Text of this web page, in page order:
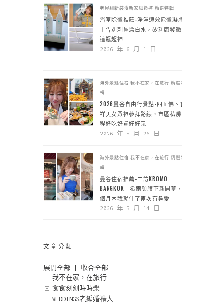
老屋翻新裝潢新家細節控 精選特輯
浴室除黴推薦-淨淨速效除黴凝膠
｜告別刺鼻漂白水，矽利康發黴靠
這瓶超神
2026 年 6 月 1 日
海外景點住宿 我不在家，在旅行 精選特
輯
2026曼谷自由行景點-四面佛、吉
祥天女眾神參拜路線，市區私房行
程好吃好買好好玩
2026 年 5 月 26 日
海外景點住宿 我不在家，在旅行 精選特
輯
曼谷住宿推薦-二訪KROMO
BANGKOK｜希爾頓旗下新開幕，一
個月內我就住了兩次有夠愛
2026 年 5 月 14 日
文章分類
展開全部
收合全部
我不在家，在旅行
食食刻刻時時樂
WEDDINGS老編婚禮人